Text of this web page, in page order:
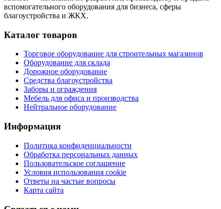
вспомогательного оборудования для бизнеса, сферы
благоустройства и ЖКХ.
Каталог товаров
Торговое оборудование для строительных магазинов
Оборудование для склада
Дорожное оборудование
Средства благоустройства
Заборы и ограждения
Мебель для офиса и производства
Нейтральное оборудование
Информация
Политика конфиденциальности
Обработка персональных данных
Пользовательское соглашение
Условия использования cookie
Ответы на частые вопросы
Карта сайта